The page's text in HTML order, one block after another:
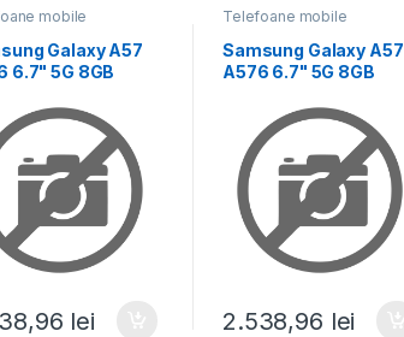
mobile
Galaxy A57
6.7" 5G 8GB
lei
Telefoane mobile
Samsung Galaxy A57
A576 6.7" 5G 8GB
Awesome
2.538,96 lei